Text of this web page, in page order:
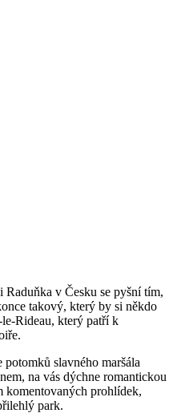
v Česku se pyšní tím,
takový, který by si někdo
le-Rideau, který patří k
slavného maršála
na vás dýchne romantickou
komentovaných prohlídek,
park.